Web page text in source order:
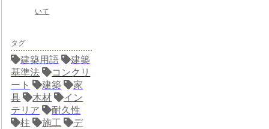
いて
タグ
建築用語
建築
基準法
コンクリ
ート
建築
家
具
木材
イン
テリア
耐久性
柱
施工
デ